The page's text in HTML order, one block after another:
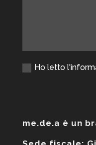
Ho letto
me.de.a è un